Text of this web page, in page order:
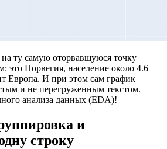
ту самую оторвавшуюся точку
это Норвегия, население около 4.6
Европа. И при этом сам график
и не перегруженным текстом.
анализа данных (EDA)!
и
строку